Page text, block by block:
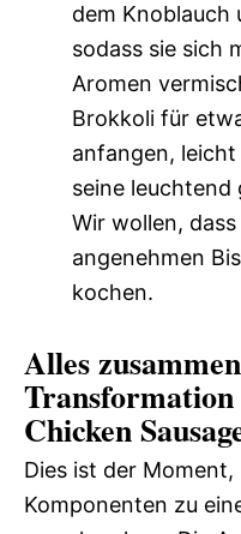
dem Knoblauch
sodass sie sich
Aromen
Brokkoli für
anfangen,
seine leuchtend
Wir wollen,
angenehmen
kochen.
Alles
Chicken
Dies ist der Moment,
Komponenten zu